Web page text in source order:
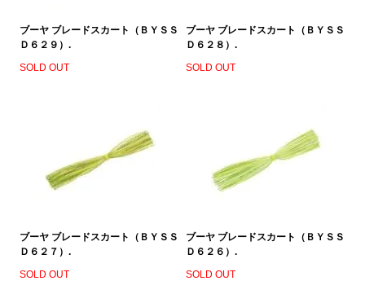
ブーヤ ブレードスカート（ＢＹＳＳ
Ｄ６２９）.
SOLD OUT
ブーヤ ブレードスカート（ＢＹＳＳ
Ｄ６２８）.
SOLD OUT
ブーヤ ブレードスカート（ＢＹＳＳ
Ｄ６２７）.
SOLD OUT
ブーヤ ブレードスカート（ＢＹＳＳ
Ｄ６２６）.
SOLD OUT